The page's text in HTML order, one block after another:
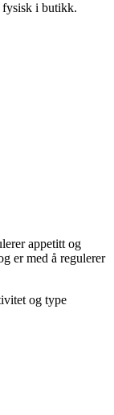
fysisk i butikk.
appetitt og
er med å regulerer
og type